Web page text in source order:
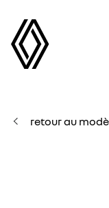
retour au